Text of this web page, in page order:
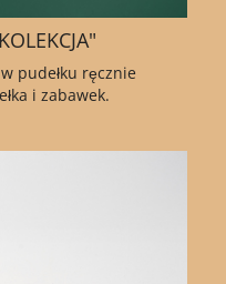
pudełku ręcznie
i zabawek.